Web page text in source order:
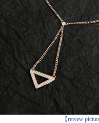
【review